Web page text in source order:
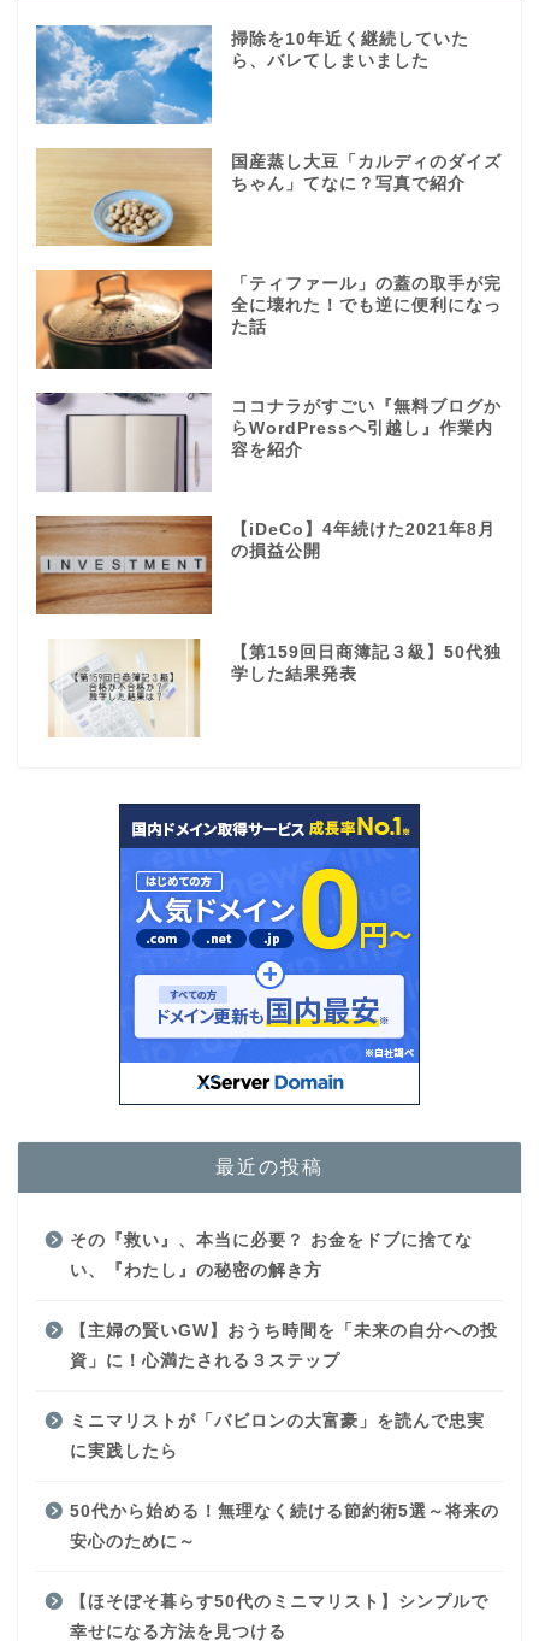
掃除を10年近く継続していた
ら、バレてしまいました
国産蒸し大豆「カルディのダイズ
ちゃん」てなに？写真で紹介
「ティファール」の蓋の取手が完
全に壊れた！でも逆に便利になっ
た話
ココナラがすごい『無料ブログか
らWordPressへ引越し』作業内
容を紹介
【iDeCo】4年続けた2021年8月
の損益公開
【第159回日商簿記３級】50代独
学した結果発表
最近の投稿
その『救い』、本当に必要？ お金をドブに捨てな
い、『わたし』の秘密の解き方
【主婦の賢いGW】おうち時間を「未来の自分への投
資」に！心満たされる３ステップ
ミニマリストが「バビロンの大富豪」を読んで忠実
に実践したら
50代から始める！無理なく続ける節約術5選～将来の
安心のために～
【ほそぼそ暮らす50代のミニマリスト】シンプルで
幸せになる方法を見つける